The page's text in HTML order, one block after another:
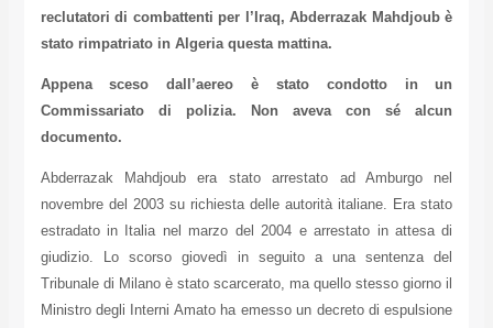
reclutatori di combattenti per l’Iraq, Abderrazak Mahdjoub è
stato rimpatriato in Algeria questa mattina.
Appena sceso dall’aereo è stato condotto in un
Commissariato di polizia. Non aveva con sé alcun
documento.
Abderrazak Mahdjoub era stato arrestato ad Amburgo nel
novembre del 2003 su richiesta delle autorità italiane. Era stato
estradato in Italia nel marzo del 2004 e arrestato in attesa di
giudizio. Lo scorso giovedì in seguito a una sentenza del
Tribunale di Milano è stato scarcerato, ma quello stesso giorno il
Ministro degli Interni Amato ha emesso un decreto di espulsione